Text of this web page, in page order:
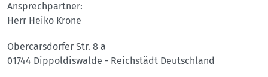
Ansprechpartner:
Herr Heiko Krone
Obercarsdorfer Str. 8 a
01744 Dippoldiswalde - Reichstädt Deutschland